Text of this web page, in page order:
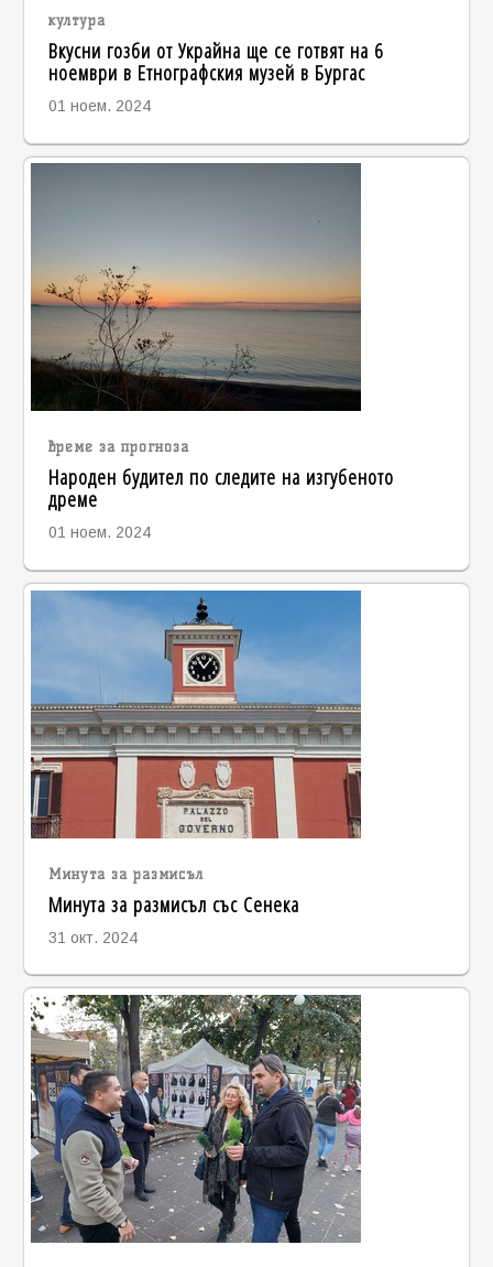
култура
Вкусни гозби от Украйна ще се готвят на 6
ноември в Етнографския музей в Бургас
01 ноем. 2024
време за прогноза
Народен будител по следите на изгубеното
дреме
01 ноем. 2024
Минута за размисъл
Минута за размисъл със Сенека
31 окт. 2024